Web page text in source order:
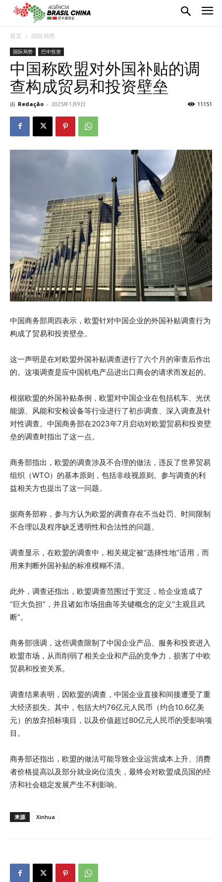
首页 国际局势
国际局势 巴中投资
中国称欧盟对外国补贴的调
查构成贸易和投资壁垒
由 Redação - 2025年1月9日 11151
中国商务部周四表示，欧盟针对中国企业的外国补贴调查行为
构成了贸易和投资壁垒。
这一声明是在对欧盟外国补贴调查进行了六个月的审查后作出
的。这项调查是应中国机电产品进出口商会的请求而发起的。
根据欧盟的外国补贴条例，欧盟对中国企业在包括机车、光伏
能源、风能和安检设备等行业进行了初步调查、深入调查及针
对性调查。中国商务部在2023年7月启动对欧盟贸易和投资壁
垒的调查时指出了这一点。
商务部指出，欧盟的调查涉及不合理的做法，违反了世界贸易
组织（WTO）的基本原则，包括非歧视原则。参与调查的利
益相关方也提出了这一问题。
据商务部称，参与方认为欧盟的调查存在不当处罚、时间限制
不合理以及程序缺乏透明性和合法性的问题。
调查显示，在欧盟的调查中，相关规定被“选择性地”适用，而
用来判断外国补贴的标准模糊不清。
此外，调查还指出，欧盟调查范围过于宽泛，给企业造成了
“巨大负担”，并且诸如市场扭曲等关键概念的定义“主观且武
断”。
商务部强调，这些调查限制了中国企业产品、服务和投资进入
欧盟市场，从而削弱了相关企业和产品的竞争力，损害了中欧
贸易和投资关系。
调查结果表明，因欧盟的调查，中国企业直接和间接遭受了重
大经济损失。其中，包括大约76亿元人民币（约合10.6亿美
元）的放弃招标项目，以及价值超过80亿元人民币的受影响项
目。
商务部还指出，欧盟的做法可能导致企业运营成本上升、消费
者价格提高以及部分就业岗位流失，最终会对欧盟成员国的经
济和社会稳定发展产生不利影响。
来源 Xinhua